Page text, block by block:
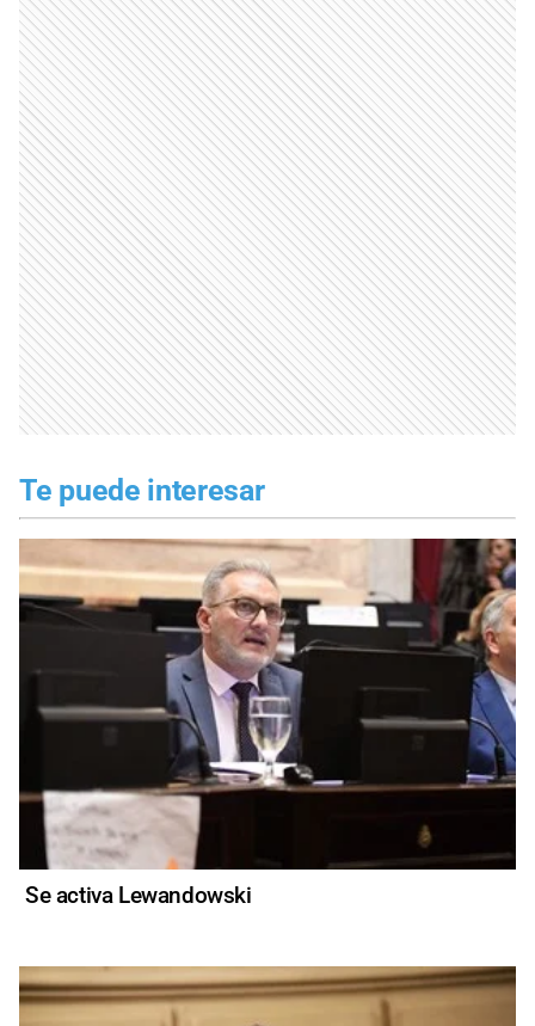
Te puede interesar
Se activa Lewandowski